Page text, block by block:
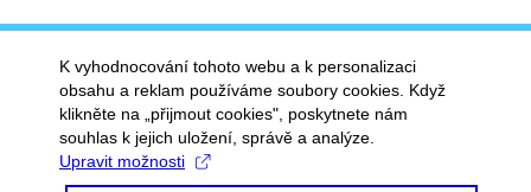
K vyhodnocování tohoto webu a k personalizaci
obsahu a reklam používáme soubory cookies. Když
klikněte na „přijmout cookies", poskytnete nám
souhlas k jejich uložení, správě a analýze.
Upravit možnosti